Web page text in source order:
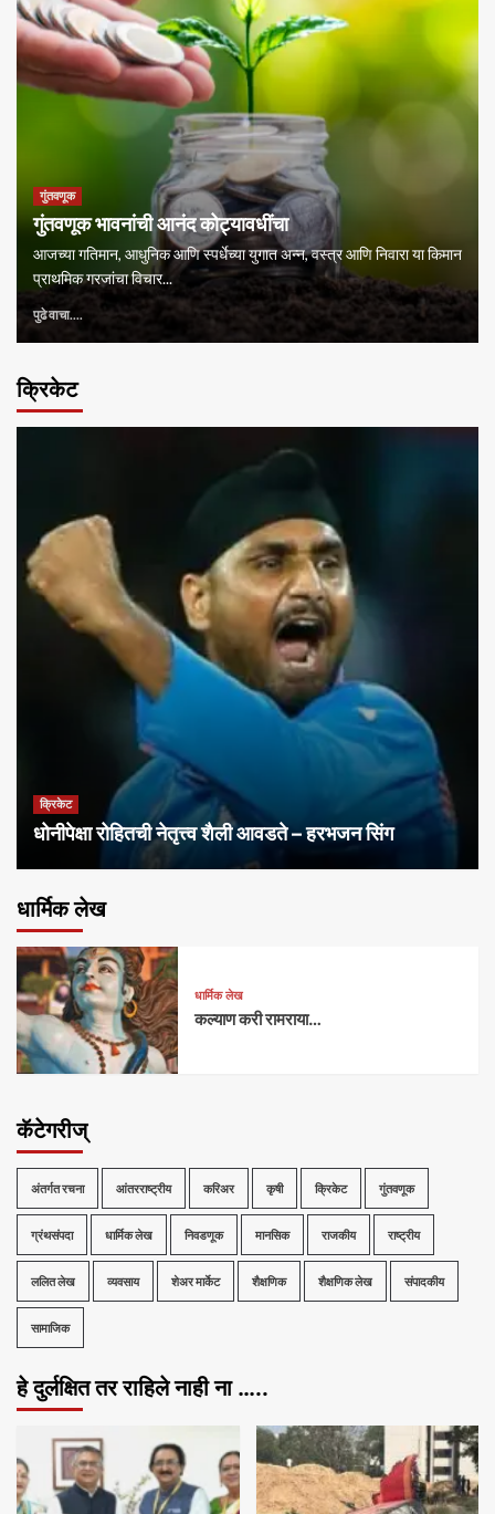
गुंतवणूक
गुंतवणूक भावनांची आनंद कोट्यावधींचा
आजच्या गतिमान, आधुनिक आणि स्पर्धेच्या युगात अन्न, वस्त्र आणि निवारा या किमान
प्राथमिक गरजांचा विचार...
पुढे वाचा....
क्रिकेट
क्रिकेट
धोनीपेक्षा रोहितची नेतृत्त्व शैली आवडते – हरभजन सिंग
धार्मिक लेख
धार्मिक लेख
कल्याण करी रामराया…
कॅटेगरीज्
अंतर्गत रचना आंतरराष्ट्रीय करिअर कृषी क्रिकेट गुंतवणूक
ग्रंथसंपदा धार्मिक लेख निवडणूक मानसिक राजकीय राष्ट्रीय
ललित लेख व्यवसाय शेअर मार्केट शैक्षणिक शैक्षणिक लेख संपादकीय
सामाजिक
हे दुर्लक्षित तर राहिले नाही ना …..